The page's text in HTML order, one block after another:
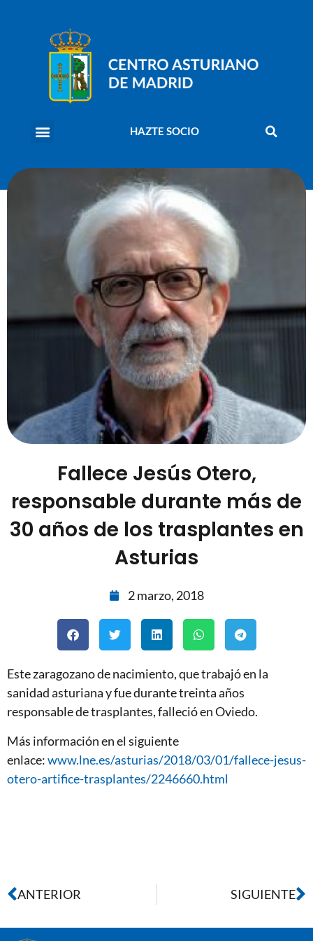
HAZTE SOCIO
Fallece Jesús Otero,
responsable durante más de
30 años de los trasplantes en
Asturias
2 marzo, 2018
Este zaragozano de nacimiento, que trabajó en la
sanidad asturiana y fue durante treinta años
responsable de trasplantes, falleció en Oviedo.
Más información en el siguiente
enlace:www.lne.es/asturias/2018/03/01/fallece-jesus-
otero-artifice-trasplantes/2246660.html
ANTERIOR SIGUIENTE